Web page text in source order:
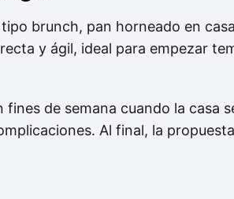
brunch, pan horneado en
y ágil, ideal para empezar
de semana cuando la casa
Al final, la